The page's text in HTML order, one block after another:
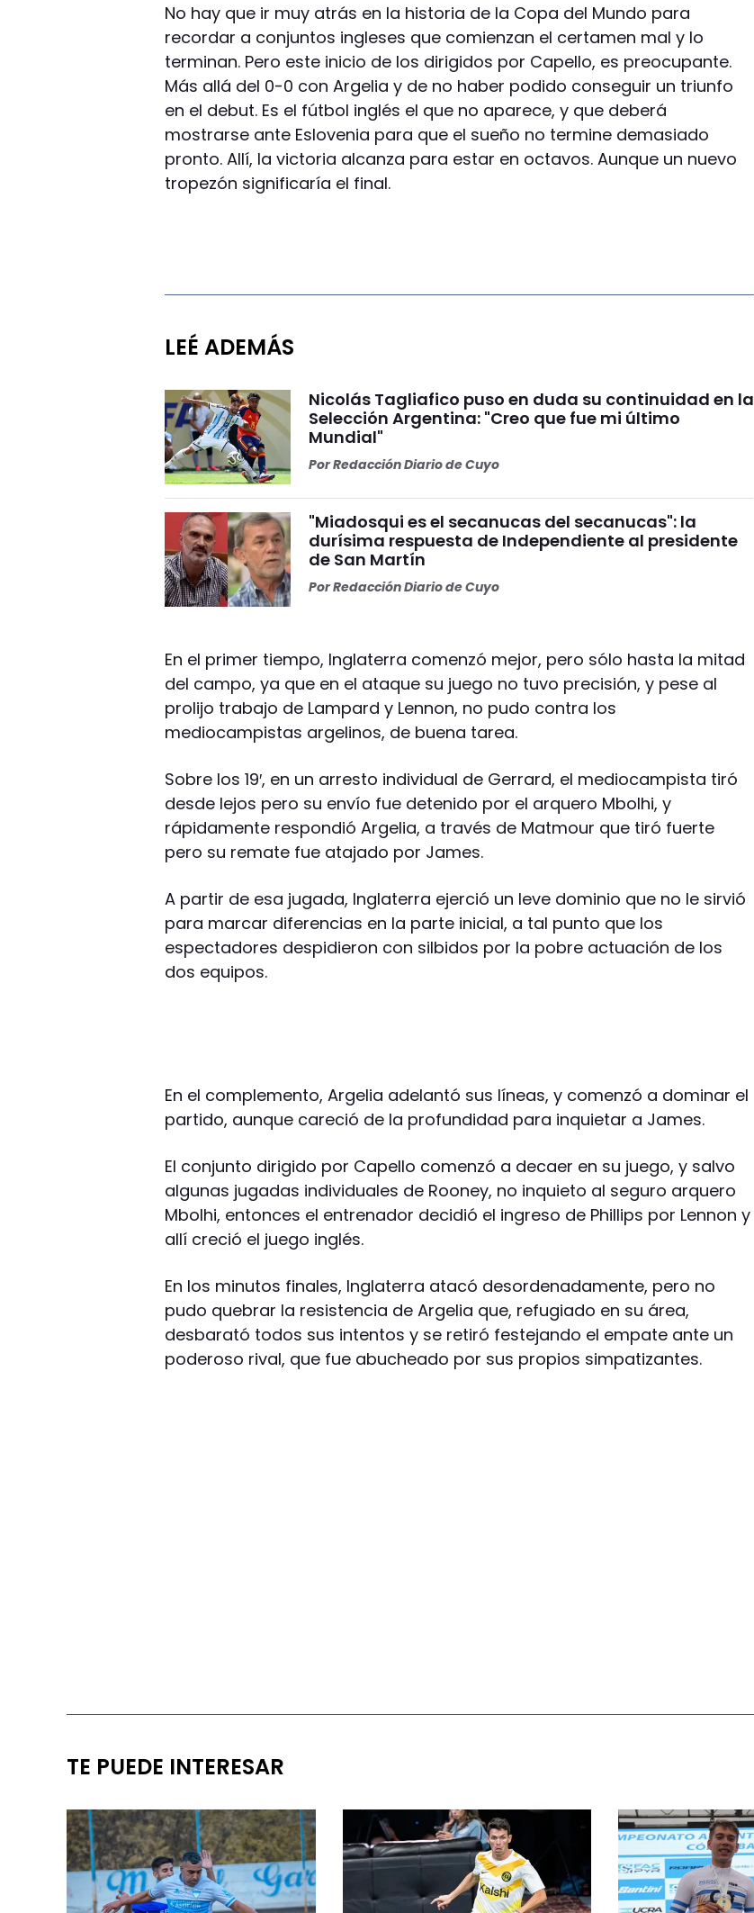
No hay que ir muy atrás en la historia de la Copa del Mundo para
recordar a conjuntos ingleses que comienzan el certamen mal y lo
terminan. Pero este inicio de los dirigidos por Capello, es preocupante.
Más allá del 0-0 con Argelia y de no haber podido conseguir un triunfo
en el debut. Es el fútbol inglés el que no aparece, y que deberá
mostrarse ante Eslovenia para que el sueño no termine demasiado
pronto. Allí, la victoria alcanza para estar en octavos. Aunque un nuevo
tropezón significaría el final.
LEÉ ADEMÁS
Nicolás Tagliafico puso en duda su continuidad en la
Selección Argentina: "Creo que fue mi último
Mundial"
PorRedacción Diario de Cuyo
"Miadosqui es el secanucas del secanucas": la
durísima respuesta de Independiente al presidente
de San Martín
PorRedacción Diario de Cuyo
En el primer tiempo, Inglaterra comenzó mejor, pero sólo hasta la mitad
del campo, ya que en el ataque su juego no tuvo precisión, y pese al
prolijo trabajo de Lampard y Lennon, no pudo contra los
mediocampistas argelinos, de buena tarea.
Sobre los 19′, en un arresto individual de Gerrard, el mediocampista tiró
desde lejos pero su envío fue detenido por el arquero Mbolhi, y
rápidamente respondió Argelia, a través de Matmour que tiró fuerte
pero su remate fue atajado por James.
A partir de esa jugada, Inglaterra ejerció un leve dominio que no le sirvió
para marcar diferencias en la parte inicial, a tal punto que los
espectadores despidieron con silbidos por la pobre actuación de los
dos equipos.
En el complemento, Argelia adelantó sus líneas, y comenzó a dominar el
partido, aunque careció de la profundidad para inquietar a James.
El conjunto dirigido por Capello comenzó a decaer en su juego, y salvo
algunas jugadas individuales de Rooney, no inquieto al seguro arquero
Mbolhi, entonces el entrenador decidió el ingreso de Phillips por Lennon y
allí creció el juego inglés.
En los minutos finales, Inglaterra atacó desordenadamente, pero no
pudo quebrar la resistencia de Argelia que, refugiado en su área,
desbarató todos sus intentos y se retiró festejando el empate ante un
poderoso rival, que fue abucheado por sus propios simpatizantes.
TE PUEDE INTERESAR